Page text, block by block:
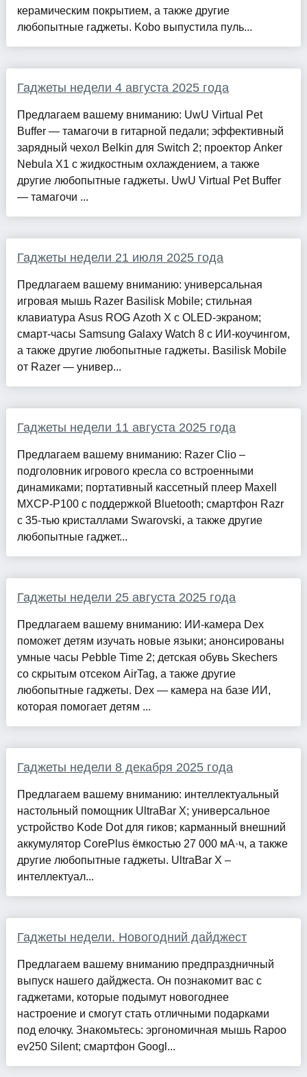
керамическим покрытием, а также другие
любопытные гаджеты. Kobo выпустила пуль...
Гаджеты недели 4 августа 2025 года
Предлагаем вашему вниманию: UwU Virtual Pet
Buffer — тамагочи в гитарной педали; эффективный
зарядный чехол Belkin для Switch 2; проектор Anker
Nebula X1 с жидкостным охлаждением, а также
другие любопытные гаджеты. UwU Virtual Pet Buffer
— тамагочи ...
Гаджеты недели 21 июля 2025 года
Предлагаем вашему вниманию: универсальная
игровая мышь Razer Basilisk Mobile; стильная
клавиатура Asus ROG Azoth X с OLED-экраном;
смарт-часы Samsung Galaxy Watch 8 с ИИ-коучингом,
а также другие любопытные гаджеты. Basilisk Mobile
от Razer — универ...
Гаджеты недели 11 августа 2025 года
Предлагаем вашему вниманию: Razer Clio –
подголовник игрового кресла со встроенными
динамиками; портативный кассетный плеер Maxell
MXCP-P100 с поддержкой Bluetooth; смартфон Razr
с 35-тью кристаллами Swarovski, а также другие
любопытные гаджет...
Гаджеты недели 25 августа 2025 года
Предлагаем вашему вниманию: ИИ-камера Dex
поможет детям изучать новые языки; анонсированы
умные часы Pebble Time 2; детская обувь Skechers
со скрытым отсеком AirTag, а также другие
любопытные гаджеты. Dex — камера на базе ИИ,
которая помогает детям ...
Гаджеты недели 8 декабря 2025 года
Предлагаем вашему вниманию: интеллектуальный
настольный помощник UltraBar X; универсальное
устройство Kode Dot для гиков; карманный внешний
аккумулятор CorePlus ёмкостью 27 000 мА·ч, а также
другие любопытные гаджеты. UltraBar X –
интеллектуал...
Гаджеты недели. Новогодний дайджест
Предлагаем вашему вниманию предпраздничный
выпуск нашего дайджеста. Он познакомит вас с
гаджетами, которые подымут новогоднее
настроение и смогут стать отличными подарками
под елочку. Знакомьтесь: эргономичная мышь Rapoo
ev250 Silent; смартфон Googl...